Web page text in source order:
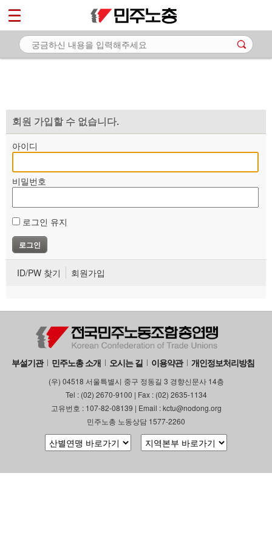
회원 가입할 수 없습니다.
아이디
비밀번호
로그인 유지
ID/PW 찾기 회원가입
부설기관 민주노총 소개 오시는 길 이용약관 개인정보처리방침
(우) 04518 서울특별시 중구 정동길 3 경향신문사 14층
Tel : (02) 2670-9100 | Fax : (02) 2635-1134
고유번호 : 107-82-08139 | Email : kctu@nodong.org
민주노총 노동상담 1577-2260
마이페이지
소개
자료
부설기관